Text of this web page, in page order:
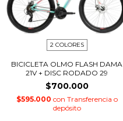
2 COLORES
BICICLETA OLMO FLASH DAMA
21V + DISC RODADO 29
$700.000
$595.000 con Transferencia o
depósito